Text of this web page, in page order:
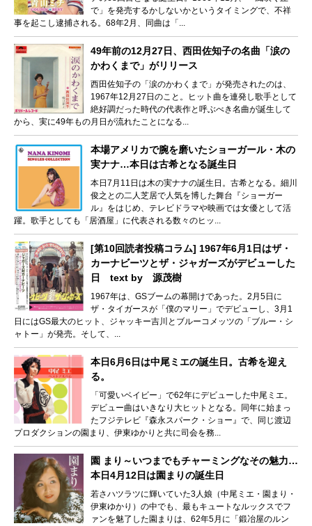
で」を発売するかしないかというタイミングで、不祥
事を起こし逮捕される。68年2月、同曲は「...
49年前の12月27日、西田佐知子の名曲「涙の
かわくまで」がリリース
西田佐知子の「涙のかわくまで」が発売されたのは、
1967年12月27日のこと。ヒット曲を連発し歌手として
絶好調だった時代の代表作と呼ぶべき名曲が誕生して
から、実に49年もの月日が流れたことになる...
本場アメリカで腕を磨いたショーガール・木の
実ナナ…本日は古希となる誕生日
本日7月11日は木の実ナナの誕生日。古希となる。細川
俊之との二人芝居で人気を博した舞台『ショーガー
ル』をはじめ、テレビドラマや映画では女優として活
躍。歌手としても「居酒屋」に代表される数々のヒッ...
[第10回読者投稿コラム] 1967年6月1日はザ・
カーナビーツとザ・ジャガーズがデビューした
日 text by 源茂樹
1967年は、GSブームの幕開けであった。2月5日に
ザ・タイガースが「僕のマリー」でデビューし、3月1
日にはGS最大のヒット、ジャッキー吉川とブルーコメッツの「ブルー・シ
ャトー」が発売。そして、...
本日6月6日は中尾ミエの誕生日。古希を迎え
る。
「可愛いベイビー」で62年にデビューした中尾ミエ。
デビュー曲はいきなり大ヒットとなる。同年に始まっ
たフジテレビ『森永スパーク・ショー』で、同じ渡辺
プロダクションの園まり、伊東ゆかりと共に司会を務...
園 まり～いつまでもチャーミングなその魅力…
本日4月12日は園まりの誕生日
若さハツラツに輝いていた3人娘（中尾ミエ・園まり・
伊東ゆかり）の中でも、最もキュートなルックスでフ
ァンを魅了した園まりは、62年5月に「鍛冶屋のルン